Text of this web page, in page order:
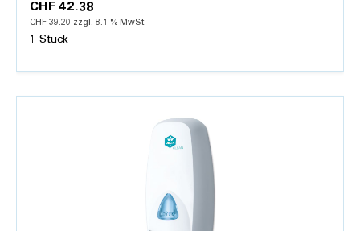
CHF 42.38
CHF 39.20 zzgl. 8.1 % MwSt.
1 Stück
Details